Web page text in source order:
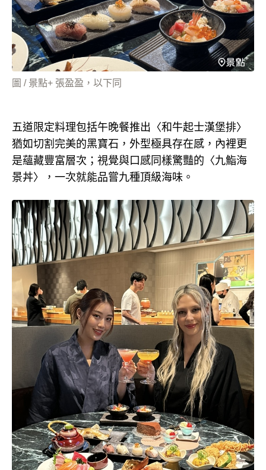
圖 / 景點+ 張盈盈，以下同
五道限定料理包括午晚餐推出〈和牛起士漢堡排〉
猶如切割完美的黑寶石，外型極具存在感，內裡更
是蘊藏豐富層次；視覺與口感同樣驚豔的〈九鮨海
景丼〉，一次就能品嘗九種頂級海味。